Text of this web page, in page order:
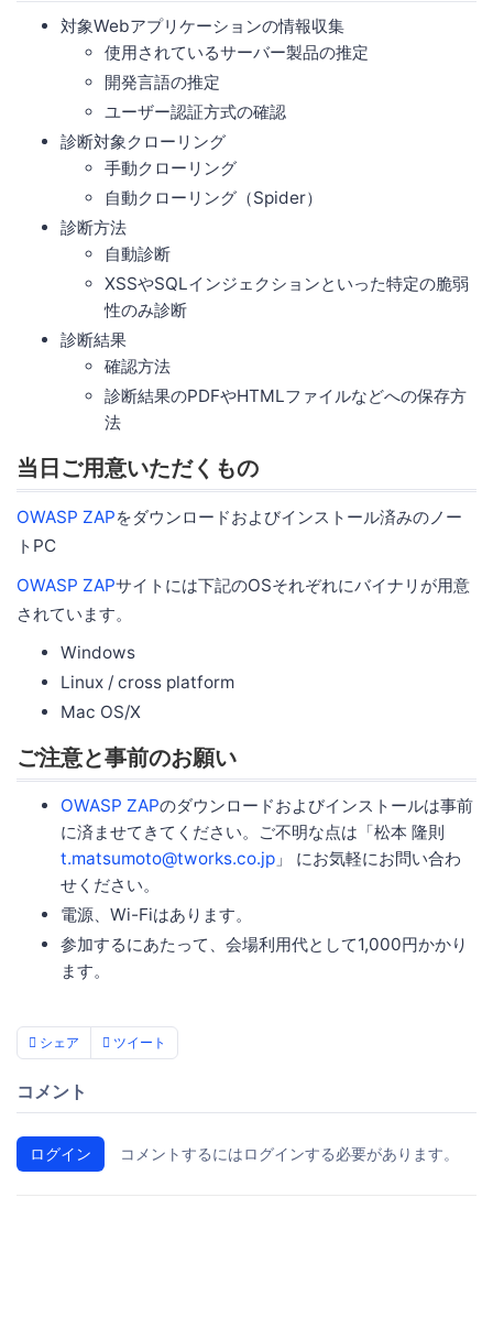
対象Webアプリケーションの情報収集
使用されているサーバー製品の推定
開発言語の推定
ユーザー認証方式の確認
診断対象クローリング
手動クローリング
自動クローリング（Spider）
診断方法
自動診断
XSSやSQLインジェクションといった特定の脆弱
性のみ診断
診断結果
確認方法
診断結果のPDFやHTMLファイルなどへの保存方
法
当日ご用意いただくもの
OWASP ZAPをダウンロードおよびインストール済みのノー
トPC
OWASP ZAPサイトには下記のOSそれぞれにバイナリが用意
されています。
Windows
Linux / cross platform
Mac OS/X
ご注意と事前のお願い
OWASP ZAPのダウンロードおよびインストールは事前
に済ませてきてください。ご不明な点は「松本 隆則
t.matsumoto@tworks.co.jp 」 にお気軽にお問い合わ
せください。
電源、Wi-Fiはあります。
参加するにあたって、会場利用代として1,000円かかり
ます。
シェア ツイート
コメント
ログイン コメントするにはログインする必要があります。